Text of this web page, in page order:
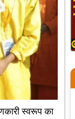
स्वरूप का